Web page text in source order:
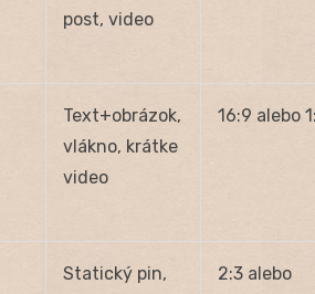
post, video
Text+obrázok,
vlákno, krátke
video
16:9 alebo
Statický pin,
2:3 alebo